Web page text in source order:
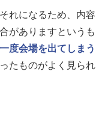
れになるため、内容
がありますというも
一度会場を出てしまう
たものがよく見られ